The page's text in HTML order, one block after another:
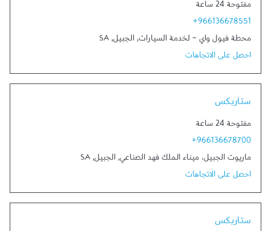
مفتوحة 24 ساعة
+966136678551
محطة فيول واي - لخدمة السيارات, الجبيل,
SA
احصل على الاتجاهات
ستاربكس
مفتوحة 24 ساعة
+966136678700
ماريوت الجبيل، ميناء الملك فهد الصناعي, الجبيل,
SA
احصل على الاتجاهات
ستاربكس